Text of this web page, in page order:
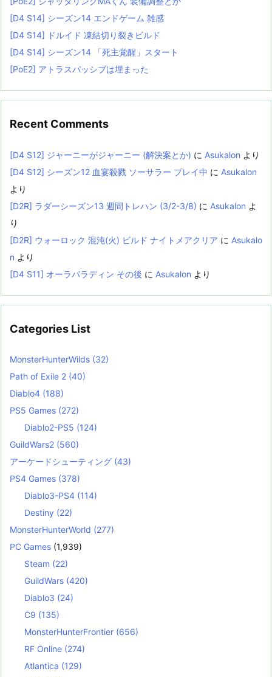
[D4 S14] シーズン14 エンドゲーム 雑感
[D4 S14] ドルイド 凍結切り裂きビルド
[D4 S14] シーズン14 「死主覚醒」スタート
[PoE2] アトラスパッシブは埋まった
Recent Comments
[D4 S12] ジャーニーがジャーニー (解決案とか) に Asukalon より
[D4 S12] シーズン12 血宴殺戮 ソーサラー プレイ中 に Asukalon
より
[D2R] ラダーシーズン13 週間トレハン (3/2-3/8) に Asukalon よ
り
[D2R] ウォーロック 混沌(火) ビルド ナイトメアクリア に Asukalo
n より
[D4 S11] オーラパラディン その後 に Asukalon より
Categories List
MonsterHunterWilds (32)
Path of Exile 2 (40)
Diablo4 (188)
PS5 Games (272)
Diablo2-PS5 (124)
GuildWars2 (560)
アーケードシューティング (43)
PS4 Games (378)
Diablo3-PS4 (114)
Destiny (22)
MonsterHunterWorld (277)
PC Games (1,939)
Steam (22)
GuildWars (420)
Diablo3 (24)
C9 (135)
MonsterHunterFrontier (656)
RF Online (274)
Atlantica (129)